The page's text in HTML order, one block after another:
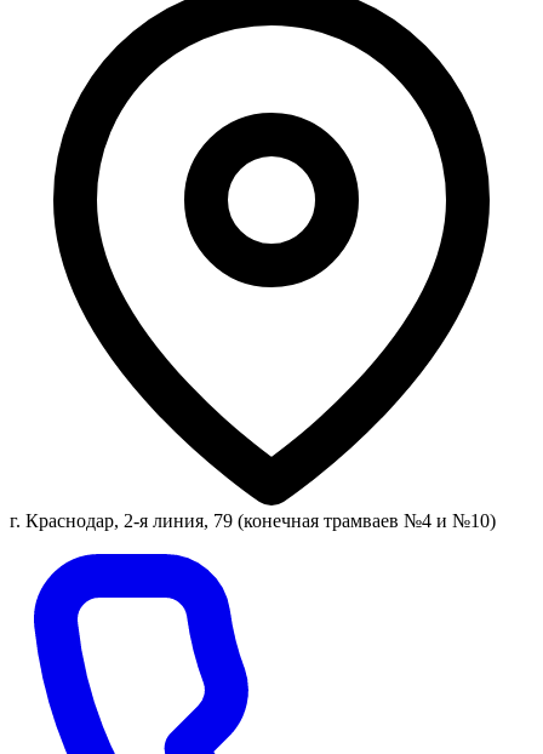
г. Краснодар, 2-я линия, 79 (конечная трамваев №4 и №10)